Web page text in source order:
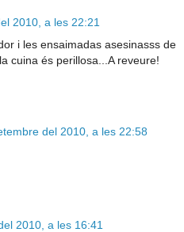
2010, a les 22:21
i les ensaimadas asesinasss de
cuina és perillosa...A reveure!
del 2010, a les 22:58
2010, a les 16:41